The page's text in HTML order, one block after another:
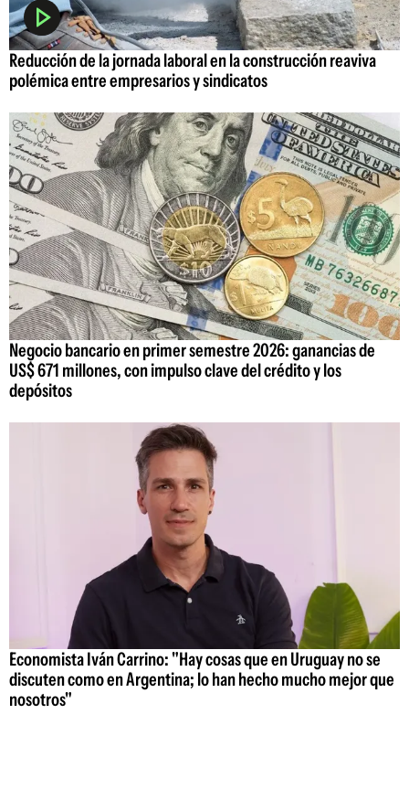
Reducción de la jornada laboral en la construcción reaviva
polémica entre empresarios y sindicatos
Negocio bancario en primer semestre 2026: ganancias de
US$ 671 millones, con impulso clave del crédito y los
depósitos
Economista Iván Carrino: "Hay cosas que en Uruguay no se
discuten como en Argentina; lo han hecho mucho mejor que
nosotros"